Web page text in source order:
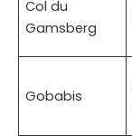
Col du
Gamsberg
Gobabis